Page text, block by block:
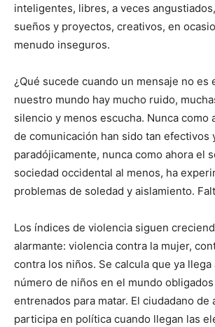
inteligentes, libres, a veces
sueños y proyectos, creativos, en
menudo inseguros.
¿Qué sucede cuando un mensaje no es
nuestro mundo hay mucho ruido,
silencio y menos escucha. Nunca como
de comunicación han sido tan efectivos
paradójicamente, nunca como ahora el
sociedad occidental al menos, ha
problemas de soledad y aislamiento.
Los índices de violencia siguen
alarmante: violencia contra la mujer,
contra los niños. Se calcula que ya llega
número de niños en el mundo
entrenados para matar. El ciudadano de
participa en política cuando llegan las